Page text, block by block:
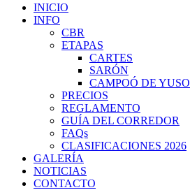
INICIO
INFO
CBR
ETAPAS
CARTES
SARÓN
CAMPOÓ DE YUSO
PRECIOS
REGLAMENTO
GUÍA DEL CORREDOR
FAQs
CLASIFICACIONES 2026
GALERÍA
NOTICIAS
CONTACTO